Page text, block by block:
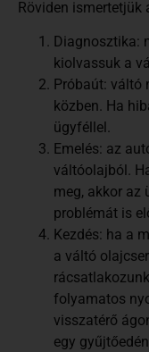
Röviden ismertetjük
Diagnosztika:
kiolvassuk a
Próbaút: váltó
közben. Ha
ügyféllel.
Emelés: az
váltóolajból.
meg, akkor az
problémát is
Kezdés: ha a
a váltó
folyamatos
visszatérő
egy